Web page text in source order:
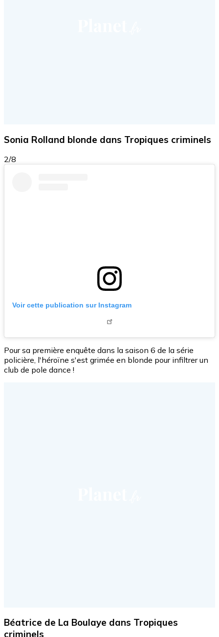
Sonia Rolland blonde dans Tropiques criminels
2/8
Voir cette publication sur Instagram
Pour sa première enquête dans la saison 6 de la série
policière, l'héroïne s'est grimée en blonde pour infiltrer un
club de pole dance !
Béatrice de La Boulaye dans Tropiques
criminels